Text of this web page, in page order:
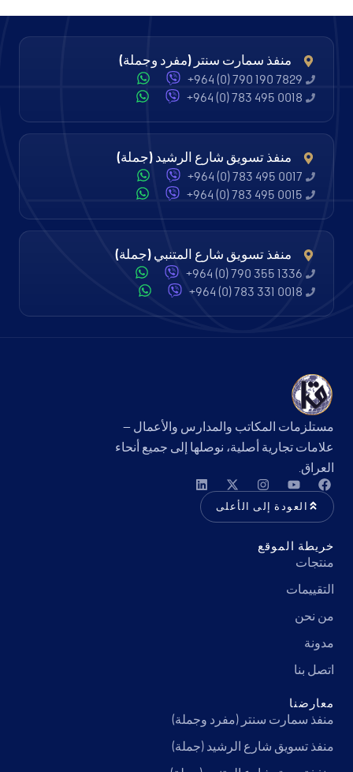
منفذ سمارت سنتر (مفرد وجملة)
+964 (0) 790 190 7829
+964 (0) 783 495 0018
منفذ تسويق شارع الرشيد (جملة)
+964 (0) 783 495 0017
+964 (0) 783 495 0015
منفذ تسويق شارع المتنبي (جملة)
+964 (0) 790 355 1336
+964 (0) 783 331 0018
مستلزمات المكاتب والمدارس والأعمال —
علامات تجارية أصلية، نوصلها إلى جميع أنحاء
العراق.
العودة إلى الأعلى
خريطة الموقع
منتجات
التقييمات
من نحن
مدونة
اتصل بنا
معارضنا
منفذ سمارت سنتر (مفرد وجملة)
منفذ تسويق شارع الرشيد (جملة)